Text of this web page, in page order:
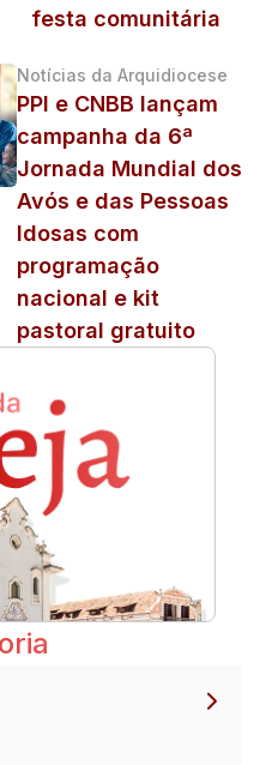
festa comunitária
Notícias da Arquidiocese
PPI e CNBB lançam
campanha da 6ª
Jornada Mundial dos
Avós e das Pessoas
Idosas com
programação
nacional e kit
pastoral gratuito